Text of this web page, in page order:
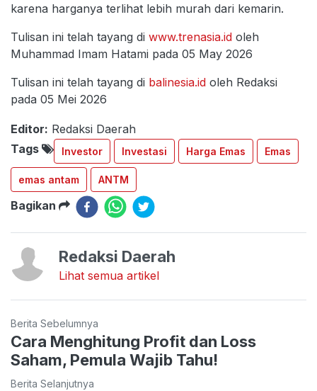
karena harganya terlihat lebih murah dari kemarin.
Tulisan ini telah tayang di www.trenasia.id oleh
Muhammad Imam Hatami pada 05 May 2026
Tulisan ini telah tayang di balinesia.id oleh Redaksi
pada 05 Mei 2026
Editor: Redaksi Daerah
Tags
Investor Investasi Harga Emas Emas
emas antam ANTM
Bagikan
Redaksi Daerah
Lihat semua artikel
Berita Sebelumnya
Cara Menghitung Profit dan Loss
Saham, Pemula Wajib Tahu!
Berita Selanjutnya